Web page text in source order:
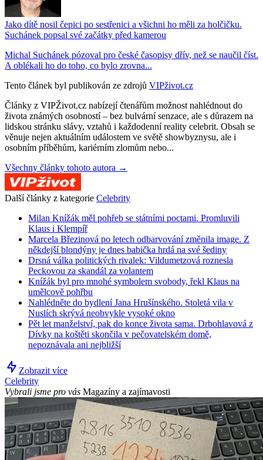
Jako dítě nosil čepici po sestřenici a všichni ho měli za holčičku.
Suchánek popsal své začátky před kamerou
Michal Suchánek pózoval pro české časopisy dřív, než se naučil číst.
A oblékali ho do toho, co bylo zrovna...
Tento článek byl publikován ze zdrojů VIPživot.cz
Články z VIPŽivot.cz nabízejí čtenářům možnost nahlédnout do
života známých osobností – bez bulvární senzace, ale s důrazem na
lidskou stránku slávy, vztahů i každodenní reality celebrit. Obsah se
věnuje nejen aktuálním událostem ve světě showbyznysu, ale i
osobním příběhům, kariérním zlomům nebo...
Všechny články tohoto autora →
Další články z kategorie Celebrity
Milan Knížák měl pohřeb se státními poctami. Promluvili
Klaus i Klempíř
Marcela Březinová po letech odbarvování změnila image. Z
někdejší blondýny je dnes babička hrdá na své šediny
Drsná válka politických rivalek: Vildumetzová roznesla
Peckovou za skandál za volantem
Knížák byl pro mnohé symbolem svobody, řekl Klaus na
umělcově pohřbu
Nahlédněte do bydlení Jana Hrušínského. Stoletá vila v
Nuslích skrývá neobvykle vysoké okno
Pět let manželství, pak do konce života sama. Drbohlavová z
Dívky na koštěti skončila v pečovatelském domě,
nepoznávala ani nejbližší
Zobrazit více
Celebrity
Vybrali jsme pro vás Magazíny a zajímavosti